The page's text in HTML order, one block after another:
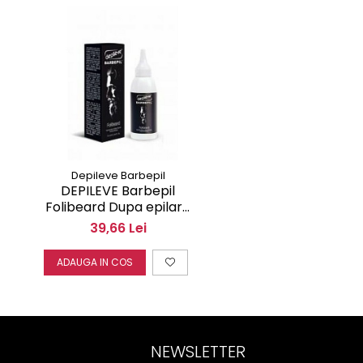
Depileve Barbepil
DEPILEVE Barbepil
Folibeard Dupa epilare
si ras 75ml
39,66 Lei
ADAUGA IN COS
NEWSLETTER